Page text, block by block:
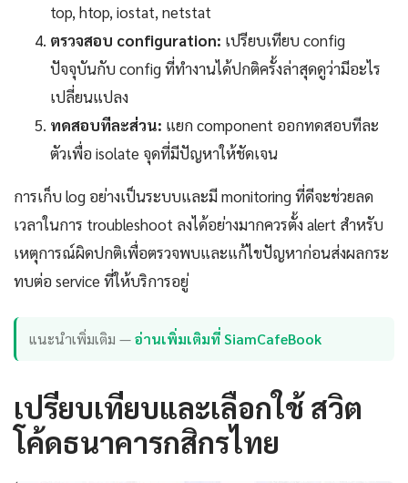
top, htop, iostat, netstat
ตรวจสอบ configuration: เปรียบเทียบ config
ปัจจุบันกับ config ที่ทำงานได้ปกติครั้งล่าสุดดูว่ามีอะไร
เปลี่ยนแปลง
ทดสอบทีละส่วน: แยก component ออกทดสอบทีละ
ตัวเพื่อ isolate จุดที่มีปัญหาให้ชัดเจน
การเก็บ log อย่างเป็นระบบและมี monitoring ที่ดีจะช่วยลด
เวลาในการ troubleshoot ลงได้อย่างมากควรตั้ง alert สำหรับ
เหตุการณ์ผิดปกติเพื่อตรวจพบและแก้ไขปัญหาก่อนส่งผลกระ
ทบต่อ service ที่ให้บริการอยู่
แนะนำเพิ่มเติม —อ่านเพิ่มเติมที่ SiamCafeBook
เปรียบเทียบและเลือกใช้ สวิต
โค้ดธนาคารกสิกรไทย